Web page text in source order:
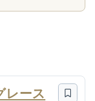
レース